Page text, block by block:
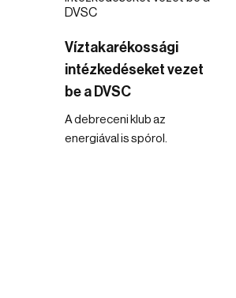
Víztakarékossági
intézkedéseket vezet
be a DVSC
A debreceni klub az
energiával is spórol.